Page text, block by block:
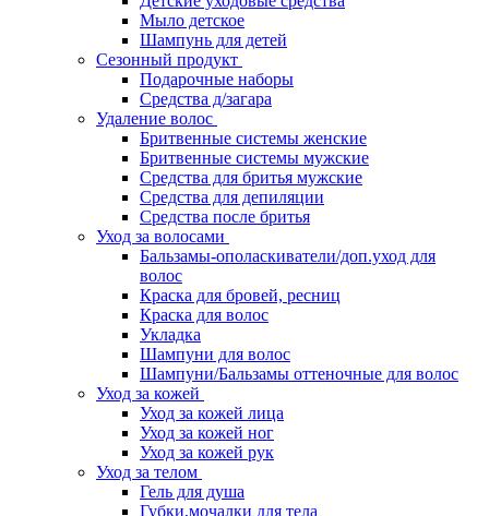
Мыло детское
Шампунь для детей
Сезонный продукт
Подарочные наборы
Средства д/загара
Удаление волос
Бритвенные системы женские
Бритвенные системы мужские
Средства для бритья мужские
Средства для депиляции
Средства после бритья
Уход за волосами
Бальзамы-ополаскиватели/доп.уход для
волос
Краска для бровей, ресниц
Краска для волос
Укладка
Шампуни для волос
Шампуни/Бальзамы оттеночные для волос
Уход за кожей
Уход за кожей лица
Уход за кожей ног
Уход за кожей рук
Уход за телом
Гель для душа
Губки,мочалки для тела